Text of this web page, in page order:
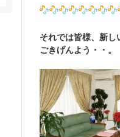
それでは皆様、新し
ごきげんよう・・。